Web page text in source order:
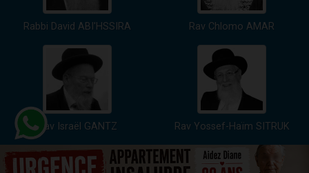
Rabbi David ABI'HSSIRA Rav Chlomo AMAR
Rav Israël GANTZ Rav Yossef-Haïm SITRUK